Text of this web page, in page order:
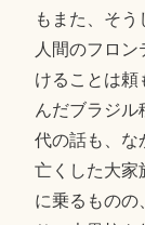
もまた、そ
人間のフロ
けることは頼
んだブラジ
代の話も、な
亡くした大家
に乗るものの